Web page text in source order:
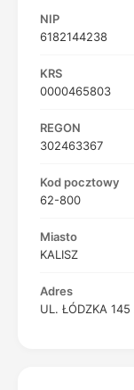
NIP
6182144238
KRS
0000465803
REGON
302463367
Kod pocztowy
62-800
Miasto
KALISZ
Adres
UL. ŁÓDZKA 145